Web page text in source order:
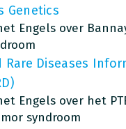
Genetics
Engels over
Rare Diseases
Engels over het
syndroom